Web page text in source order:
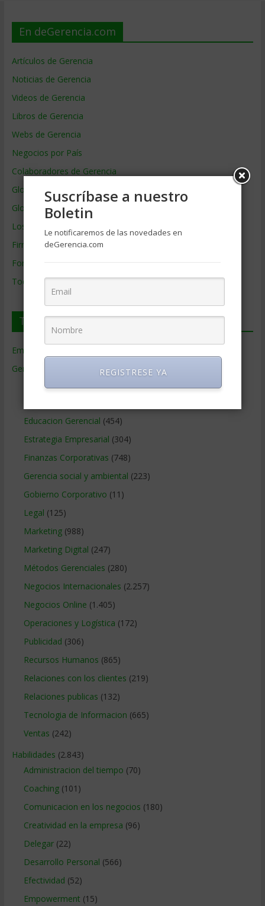
En deGerencia.com
Artículos de Gerencia
Noticias de Gerencia
Videos de Gerencia
Libros de Gerencia
Webs de Gerencia
Negocios por País
Colaboradores de Gerencia
Glosario
Glosario Inglés – Español
Los mejores MBA
Firmas de Gerencia
Formación de Gerencia
Todos los Temas
Temas de Gerencia
Empresas de Gerencia
Gerencia
Ciencias Económicas
Educacion Gerencial (454)
Estrategia Empresarial (304)
Finanzas Corporativas (748)
Gerencia social y ambiental (223)
Gobierno Corporativo (11)
Legal (125)
Marketing(988)
Marketing Digital (247)
Métodos Gerenciales (280)
Negocios Internacionales (2.257)
Negocios Online (1.405)
Operaciones y Logística (172)
Publicidad (306)
Recursos Humanos (865)
Relaciones con los clientes (219)
Relaciones publicas (132)
Tecnologia de Informacion (665)
Ventas (242)
Habilidades (2.843)
Administracion del tiempo (70)
Coaching(101)
Comunicacion en los negocios (180)
Creatividad en la empresa (96)
Delegar(22)
Desarrollo Personal (566)
Efectividad (52)
Empowerment (15)
Suscríbase a nuestro
Boletin
Le notificaremos de las novedades en
deGerencia.com
REGISTRESE YA